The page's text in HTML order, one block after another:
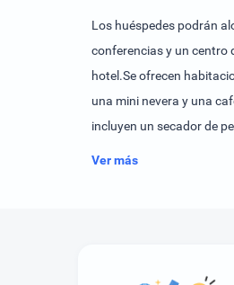
Los huéspedes podrán
conferencias y un centro
hotel.Se ofrecen
una mini nevera y una
incluyen un secador de
Ver más